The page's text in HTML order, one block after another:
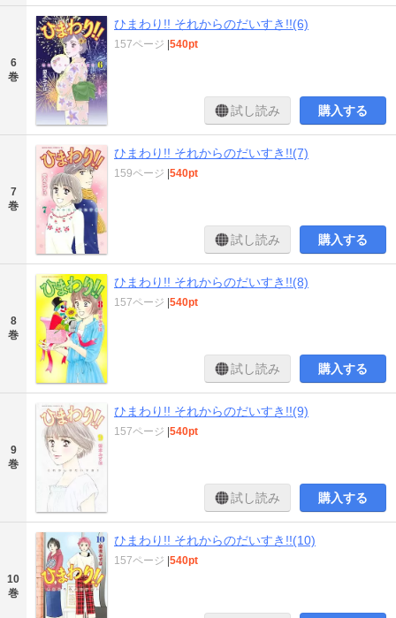
6
巻
ひまわり!! それからのだいすき!!(6)
157ページ 540pt
試し読み 購入する
7
巻
ひまわり!! それからのだいすき!!(7)
159ページ 540pt
試し読み 購入する
8
巻
ひまわり!! それからのだいすき!!(8)
157ページ 540pt
試し読み 購入する
9
巻
ひまわり!! それからのだいすき!!(9)
157ページ 540pt
試し読み 購入する
10
巻
ひまわり!! それからのだいすき!!(10)
157ページ 540pt